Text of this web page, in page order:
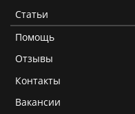
Статьи
Помощь
Отзывы
Контакты
Вакансии